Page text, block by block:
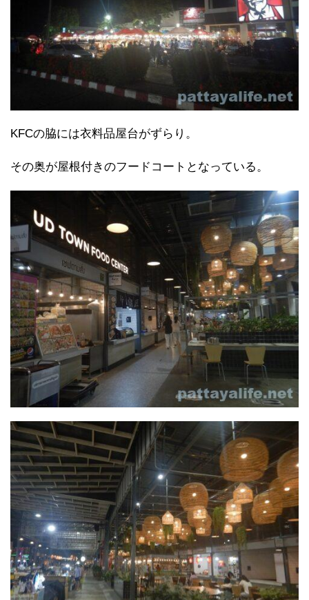
KFCの脇には衣料品屋台がずらり。
その奥が屋根付きのフードコートとなっている。